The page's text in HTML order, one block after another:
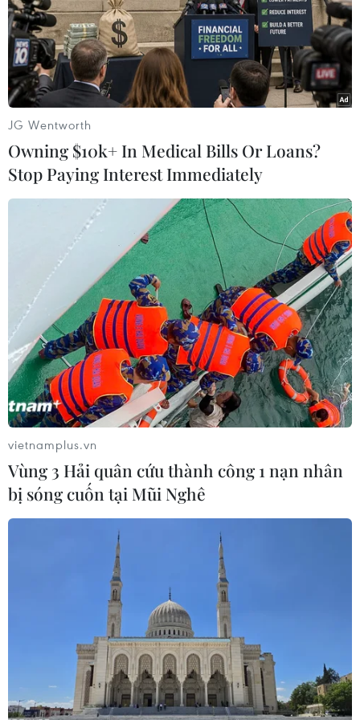
#Trung Quốc #Du lịch theo đoàn #Du lịch
#Dịch vụ
#Cổ phiếu du lịch
TP. Hà Nội Trung Quốc
Theo dõi VietnamPlus
TIN LIÊN QUAN
JG Wentworth
Owning $10k+ In Medical Bills Or Loans?
Stop Paying Interest Immediately
vietnamplus.vn
Vùng 3 Hải quân cứu thành công 1 nạn nhân
bị sóng cuốn tại Mũi Nghê